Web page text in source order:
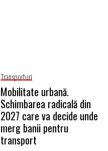
Transporturi
Mobilitate urbană.
Schimbarea radicală din
2027 care va decide unde
merg banii pentru
transport